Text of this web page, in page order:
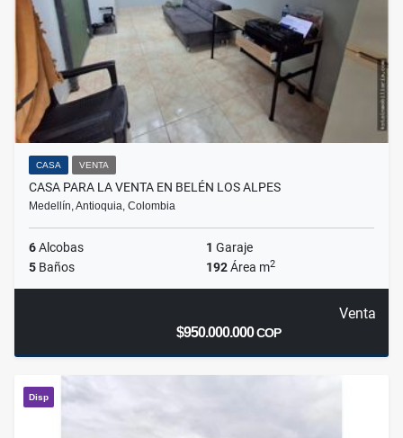
CASA VENTA
CASA PARA LA VENTA EN BELÉN LOS ALPES
Medellín, Antioquia, Colombia
6Alcobas 1 Garaje
5 Baños 192Área m2
Venta
$950.000.000COP
Disp